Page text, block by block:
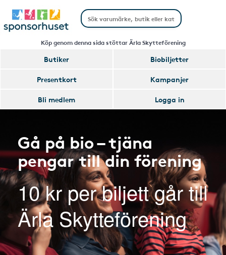
Köp genom denna sida stöttar Ärla Skytteförening
Butiker
Biobiljetter
Presentkort
Kampanjer
Bli medlem
Logga in
Gå på bio – tjäna
pengar till din förening
10 kr per biljett går till
Ärla Skytteförening